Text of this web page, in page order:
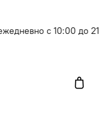
с 10:00 до